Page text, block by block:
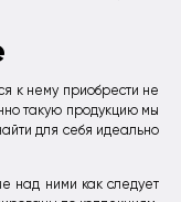
к нему приобрести не
такую продукцию мы
для себя идеально
над ними как следует